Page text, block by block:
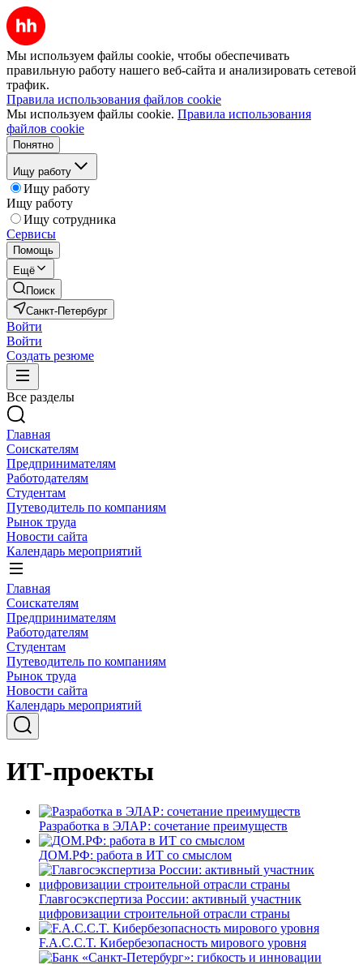
Мы используем файлы cookie, чтобы обеспечивать
правильную работу нашего веб-сайта и анализировать сетевой
трафик.
Правила использования файлов cookie
Мы используем файлы cookie. Правила использования
файлов cookie
Понятно
Ищу работу
Ищу работу
Ищу работу
Ищу сотрудника
Сервисы
Помощь
Ещё
Поиск
Санкт-Петербург
Войти
Войти
Создать резюме
Все разделы
Главная
Соискателям
Предпринимателям
Работодателям
Студентам
Путеводитель по компаниям
Рынок труда
Новости сайта
Календарь мероприятий
Главная
Соискателям
Предпринимателям
Работодателям
Студентам
Путеводитель по компаниям
Рынок труда
Новости сайта
Календарь мероприятий
ИТ-проекты
Разработка в ЭЛАР: сочетание преимуществ
ДОМ.РФ: работа в ИТ со смыслом
Главгосэкспертиза России: активный участник
цифровизации строительной отрасли страны
F.A.C.C.T. Кибербезопасность мирового уровня